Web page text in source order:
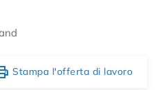
Stampa l'offerta di lavoro